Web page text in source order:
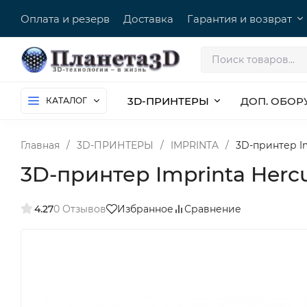
Оплата и резерв Доставка Гарантия и возврат
КАТАЛОГ 3D-ПРИНТЕРЫ ДОП.
Главная / 3D-ПРИНТЕРЫ / IMPRINTA / 3D-принтер
3D-принтер Imprinta
4.270 Отзывов Избранное Сравнение